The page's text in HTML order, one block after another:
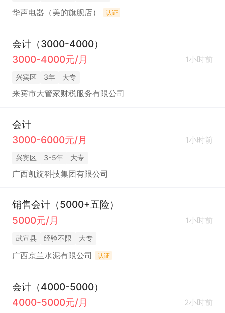
华声电器（美的旗舰店） 认证
会计（3000-4000）
3000-4000元/月
1小时前
兴宾区 3年 大专
来宾市大管家财税服务有限公司
会计
3000-6000元/月
1小时前
兴宾区 3-5年 大专
广西凯旋科技集团有限公司
销售会计（5000+五险）
5000元/月
1小时前
武宣县 经验不限 大专
广西京兰水泥有限公司 认证
会计（4000-5000）
4000-5000元/月
2小时前